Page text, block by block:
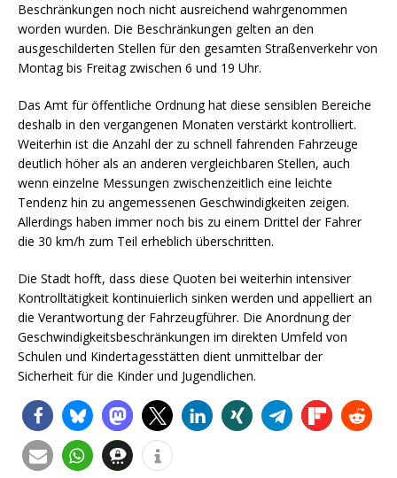
Beschränkungen noch nicht ausreichend wahrgenommen
worden wurden. Die Beschränkungen gelten an den
ausgeschilderten Stellen für den gesamten Straßenverkehr von
Montag bis Freitag zwischen 6 und 19 Uhr.
Das Amt für öffentliche Ordnung hat diese sensiblen Bereiche
deshalb in den vergangenen Monaten verstärkt kontrolliert.
Weiterhin ist die Anzahl der zu schnell fahrenden Fahrzeuge
deutlich höher als an anderen vergleichbaren Stellen, auch
wenn einzelne Messungen zwischenzeitlich eine leichte
Tendenz hin zu angemessenen Geschwindigkeiten zeigen.
Allerdings haben immer noch bis zu einem Drittel der Fahrer
die 30 km/h zum Teil erheblich überschritten.
Die Stadt hofft, dass diese Quoten bei weiterhin intensiver
Kontrolltätigkeit kontinuierlich sinken werden und appelliert an
die Verantwortung der Fahrzeugführer. Die Anordnung der
Geschwindigkeitsbeschränkungen im direkten Umfeld von
Schulen und Kindertagesstätten dient unmittelbar der
Sicherheit für die Kinder und Jugendlichen.